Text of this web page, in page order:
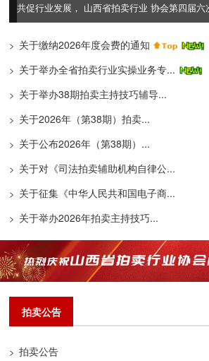
业发展， 山西省拍卖行业 协会第四届六次常务...
> 关于缴纳2026年度会费的通知
> 关于举办全省拍卖行业实操业务专...
> 关于举办38期拍卖主持技巧辅导...
> 关于2026年（第38期）拍卖...
> 关于公布2026年（第38期）...
> 关于对《司法拍卖辅助机构自律公...
> 关于征集《中华人民共和国电子商...
> 关于举办2026年拍卖主持技巧...
拍卖公告
> 拍卖公告